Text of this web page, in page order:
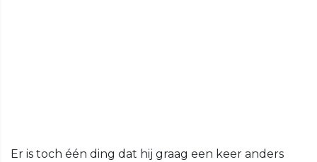
Er is toch één ding dat hij graag een keer anders